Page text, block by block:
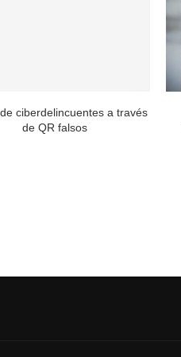
ciberdelincuentes a través
de QR falsos